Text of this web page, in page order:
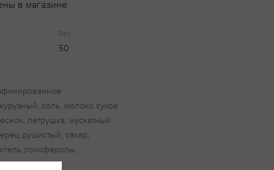
в магазине
Вес
50
соль, молоко сухое
петрушка, мускатный
душистый, сахар,
(токоферолы,